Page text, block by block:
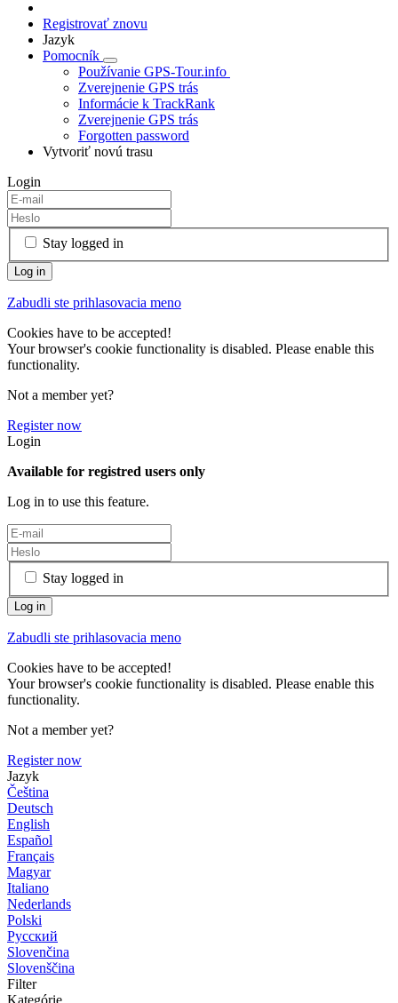
Registrovať znovu
Jazyk
Pomocník
Používanie GPS-Tour.info
Zverejnenie GPS trás
Informácie k TrackRank
Zverejnenie GPS trás
Forgotten password
Vytvoriť novú trasu
Login
Stay logged in
Zabudli ste prihlasovacia meno
Cookies have to be accepted!
Your browser's cookie functionality is disabled. Please enable this
functionality.
Not a member yet?
Register now
Login
Available for registred users only
Log in to use this feature.
Stay logged in
Zabudli ste prihlasovacia meno
Cookies have to be accepted!
Your browser's cookie functionality is disabled. Please enable this
functionality.
Not a member yet?
Register now
Jazyk
Čeština
Deutsch
English
Español
Français
Magyar
Italiano
Nederlands
Polski
Русский
Slovenčina
Slovenščina
Filter
Kategórie